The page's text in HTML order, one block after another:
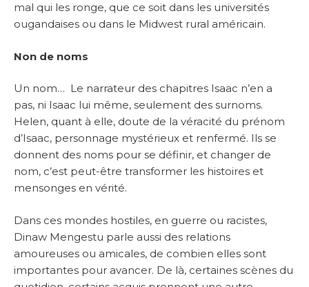
mal qui les ronge, que ce soit dans les universités
ougandaises ou dans le Midwest rural américain.
Non de noms
Un nom… Le narrateur des chapitres Isaac n’en a
pas, ni Isaac lui même, seulement des surnoms.
Helen, quant à elle, doute de la véracité du prénom
d’Isaac, personnage mystérieux et renfermé. Ils se
donnent des noms pour se définir, et changer de
nom, c’est peut-être transformer les histoires et
mensonges en vérité.
Dans ces mondes hostiles, en guerre ou racistes,
Dinaw Mengestu parle aussi des relations
amoureuses ou amicales, de combien elles sont
importantes pour avancer. De là, certaines scènes du